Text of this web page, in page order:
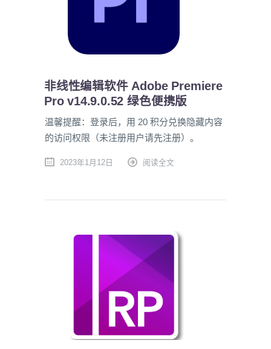
非线性编辑软件 Adobe Premiere
Pro v14.9.0.52 绿色便携版
温馨提醒：登录后，用 20 积分兑换隐藏内容
的访问权限（未注册用户请先注册）。
2023年1月12日 阅读全文